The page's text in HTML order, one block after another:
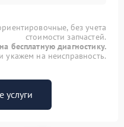
без учета
стоимости запчастей.
бесплатную диагностику.
на неисправность.
услуги